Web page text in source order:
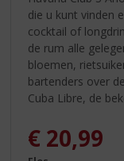
die u kunt vinden
cocktail of
de rum alle
bloemen,
bartenders over
Cuba Libre, de
€ 20,99